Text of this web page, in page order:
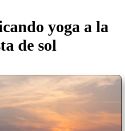
yoga a la
de sol